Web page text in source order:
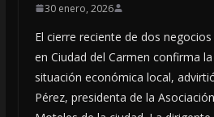
30 enero, 2026
El cierre reciente de dos
en Ciudad del Carmen confirma
situación económica local,
Pérez, presidenta de la